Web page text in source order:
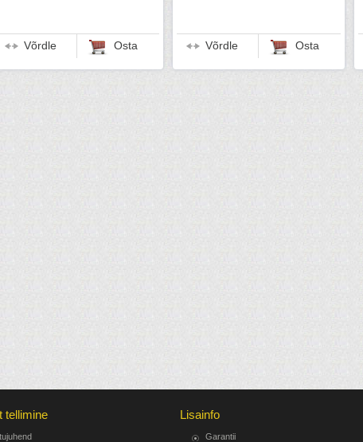
Võrdle Osta Võrdle Osta
tellimine Lisainfo
Garantii